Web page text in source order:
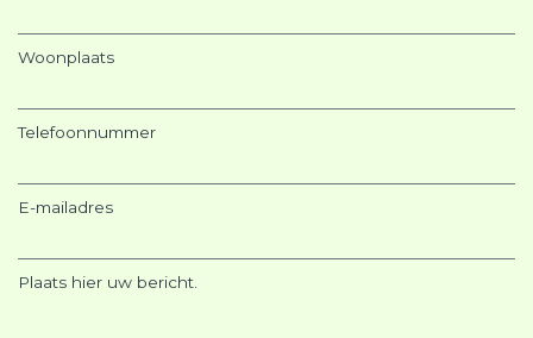
Woonplaats
Telefoonnummer
E-mailadres
Plaats hier uw bericht.